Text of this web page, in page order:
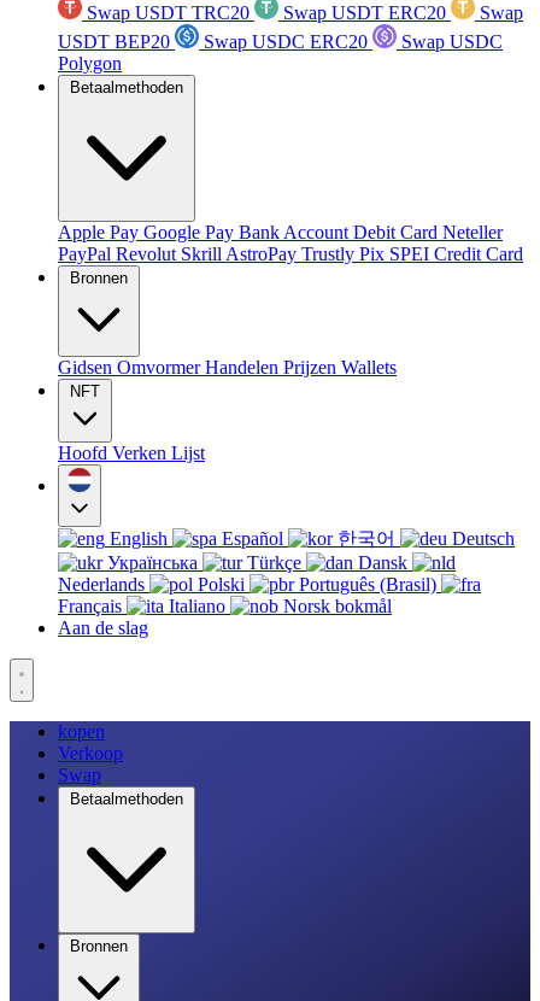
Swap USDT TRC20
Swap USDT ERC20
Swap
USDT BEP20
Swap USDC ERC20
Swap USDC
Polygon
Betaalmethoden
Apple Pay Google Pay Bank Account Debit Card Neteller
PayPal Revolut Skrill AstroPay Trustly Pix SPEI Credit Card
Bronnen
Gidsen OmvormerHandelen Prijzen Wallets
NFT
Hoofd Verken Lijst
English Español 한국어
Deutsch
Українська
Türkçe
Dansk
Nederlands
Polski
Português (Brasil)
Français
Italiano
Norsk bokmål
Aan de slag
kopen
Verkoop
Swap
Betaalmethoden
Bronnen